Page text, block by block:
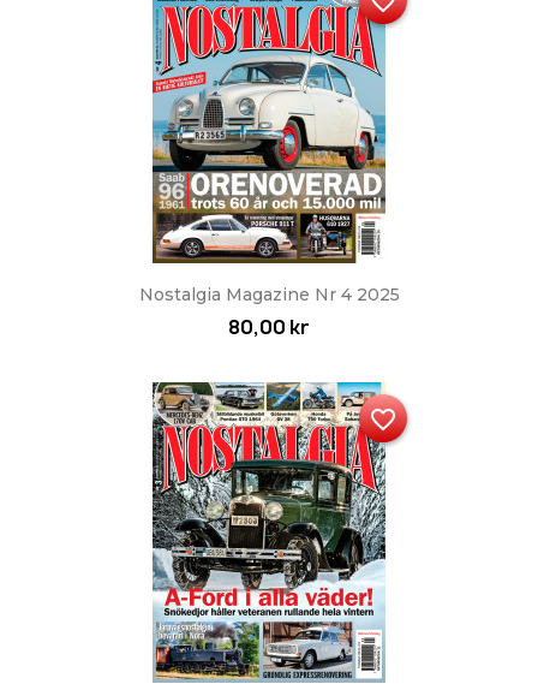
Nostalgia Magazine Nr 4 2025
80,00 kr
favorite_border